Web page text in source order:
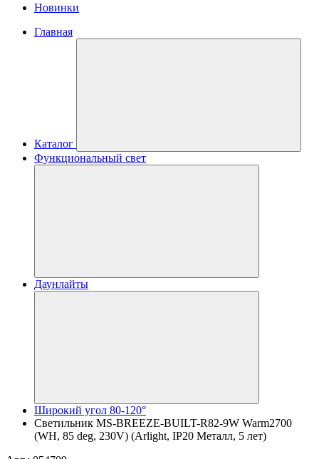
Новинки
Главная
Каталог
Функциональный свет
Даунлайты
Широкий угол 80-120°
Светильник MS-BREEZE-BUILT-R82-9W Warm2700
(WH, 85 deg, 230V) (Arlight, IP20 Металл, 5 лет)